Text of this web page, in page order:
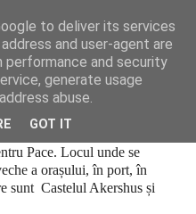
Pace. Locul unde se
a orașului, în port, în
sunt Castelul Akershus și
to deliver its services
and user-agent are
performance and security
generate usage
abuse.
GOT IT